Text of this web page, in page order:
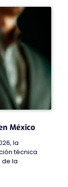
México
la
técnica
de la